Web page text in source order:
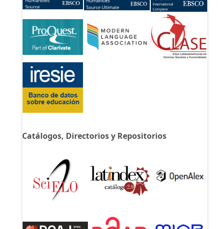
Catálogos, Directorios y Repositorios